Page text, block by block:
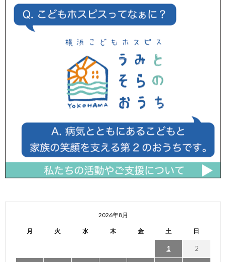
2026年8月
月 火 水 木 金 土 日
1 2